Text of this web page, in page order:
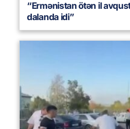
“Ermənistan ötən il
dalanda idi”